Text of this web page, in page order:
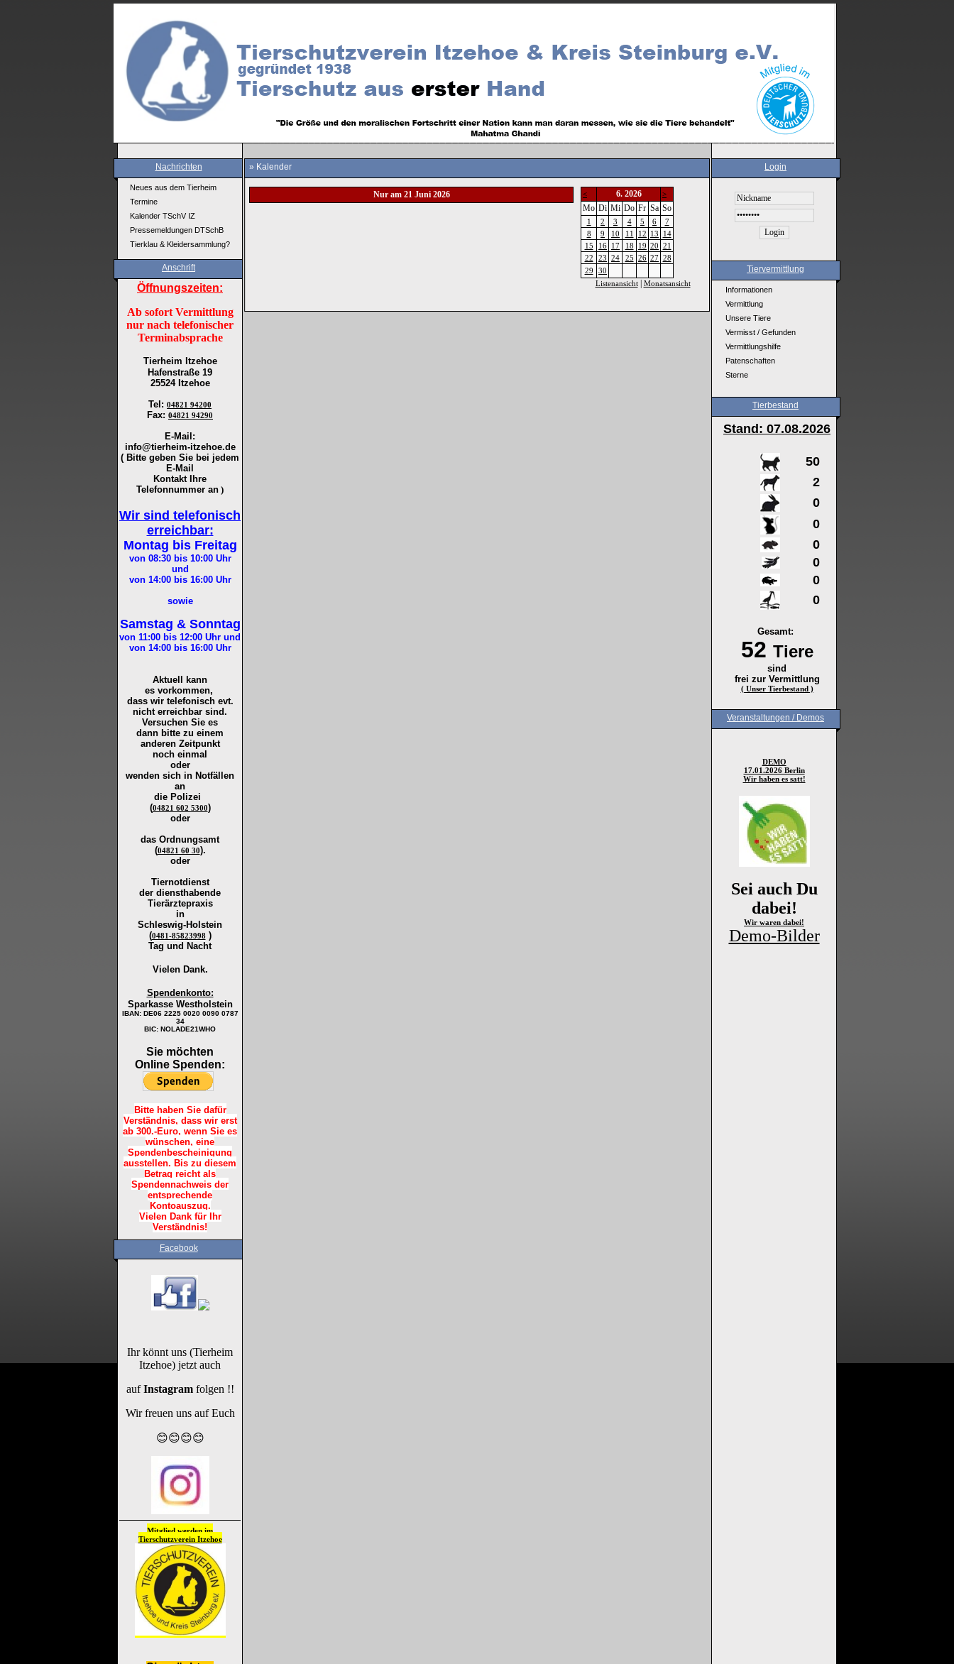
Nachrichten
Neues aus dem Tierheim
Termine
Kalender TSchV IZ
Pressemeldungen DTSchB
Tierklau & Kleidersammlung?
Anschrift
Öffnungszeiten:
Ab sofort Vermittlung
nur nach telefonischer
Terminabsprache
Tierheim Itzehoe
Hafenstraße 19
25524 Itzehoe
Tel : 04821 94200
Fax: 04821 94290
E-Mail:
info@tierheim-itzehoe.de
( Bitte geben Sie bei jedem
E-Mail
Kontakt Ihre
Telefonnummer an )
Wir sind telefonisch
erreichbar:
Montag bis Freitag
von 08:30 bis 10:00Uhr
und
von 14:00 bis 16:00Uhr
sowie
Samstag & Sonntag
von 11:00 bis 12:00 Uhr und
von 14:00 bis 16:00Uhr
Aktuell kann
es vorkommen,
dass wir telefonisch evt.
nicht erreichbar sind.
Versuchen Sie es
dann bitte zu einem
anderen Zeitpunkt
noch einmal
oder
wenden sich in Notfällen
an
die Polizei
(04821 602 5300)
oder
das Ordnungsamt
(04821 60 30).
oder
Tiernotdienst
der diensthabende
Tierärztepraxis
in
Schleswig-Holstein
(0481-85823998 )
Tag und Nacht
Vielen Dank.
Spendenkonto:
Sparkasse Westholstein
IBAN: DE06 2225 0020 0090 0787
34
BIC: NOLADE21WHO
Sie möchten
Online Spenden:
Bitte haben Sie dafür
Verständnis, dass wir erst
ab 300.-Euro, wenn Sie es
wünschen, eine
Spendenbescheinigung
ausstellen. Bis zu diesem
Betrag reicht als
Spendennachweis der
entsprechende
Kontoauszug.
Vielen Dank für Ihr
Verständnis!
Facebook
Ihr könnt uns (Tierheim
Itzehoe) jetzt auch
aufInstagramfolgen !!
Wir freuen uns auf Euch
😊😊😊😊
Mitglied werden im
Tierschutzverein Itzehoe
» Kalender
Nur am 21 Juni 2026 < 6. 2026 >
Mo Di Mi Do Fr Sa So
1 2 3 4 5 6
7
8
9 10 11 12 13
14
15
16 17 18 19 20 21
22
23 24 25 26 27 28
29
30
Listenansicht| Monatsansicht
Login
Tiervermittlung
Informationen
Vermittlung
Unsere Tiere
Vermisst / Gefunden
Vermittlungshilfe
Patenschaften
Sterne
Tierbestand
Stand: 07.08.2026
50
2
0
0
0
0
0
0
Gesamt:
52 Tiere
sind
frei zur Vermittlung
( Unser Tierbestand )
Veranstaltungen / Demos
DEMO
17.01.2026 Berlin
Wir haben es satt!
Sei auch Du
dabei!
Wir waren dabei!
Demo-Bilder